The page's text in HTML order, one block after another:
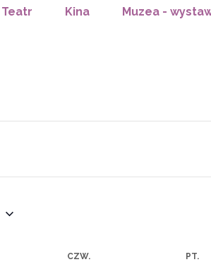
Teatr Kina Muzea -
CZW. PT.